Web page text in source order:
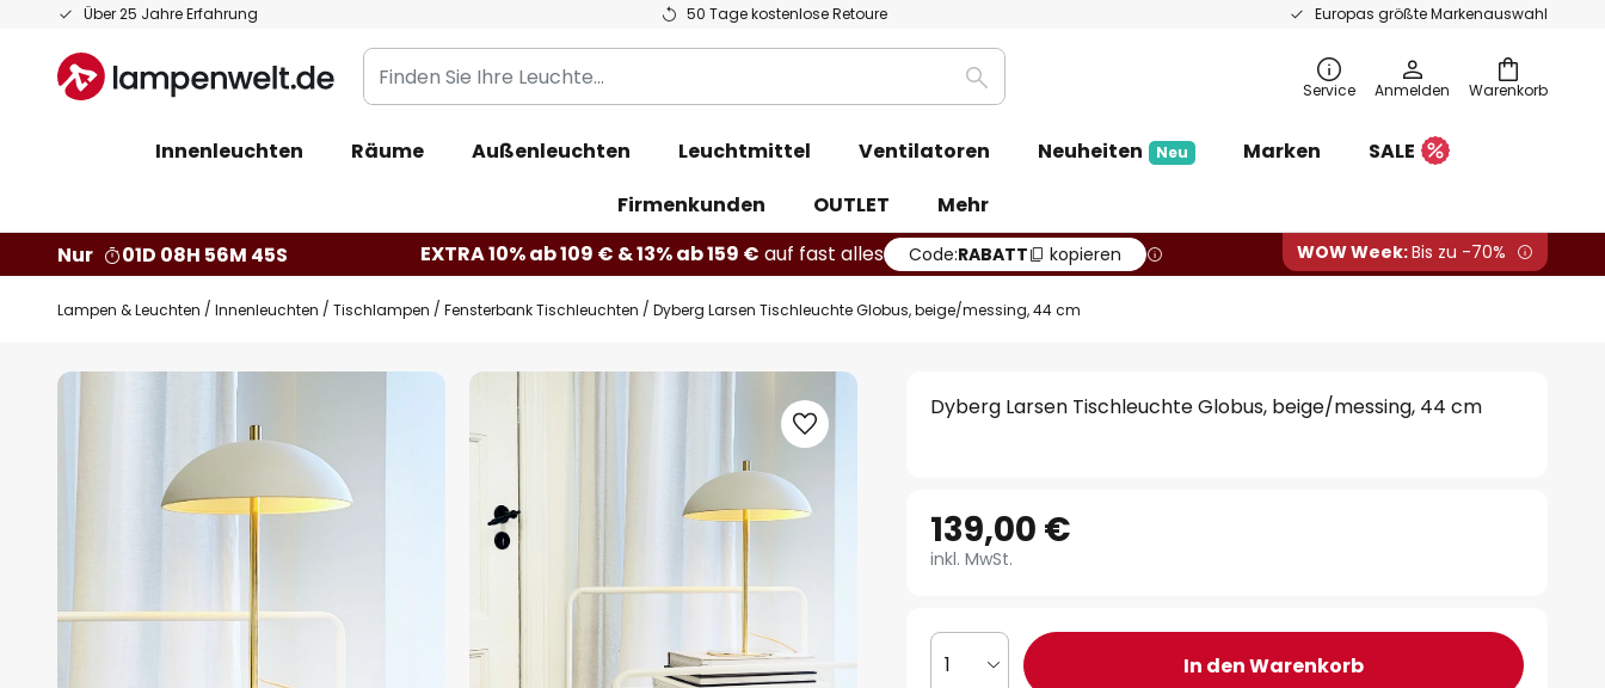
Über 25 Jahre Erfahrung 50 Tage kostenlose Retoure Europas größte Markenauswahl
Zum
springen
Warenkorb
Finden
Sie
Leuchte...
Suche Service Anmelden
Innenleuchten Räume Außenleuchten Leuchtmittel Ventilatoren Neuheiten Neu Marken
SALE
Firmenkunden
OUTLET
Mehr
Nur
01D 08H 56M 44S EXTRA 10% ab 109 € & 13% ab 159 € auf fast alles Code:RABATT kopieren WOW Week:Bis zu -70%
Lampen & Leuchten Innenleuchten Tischlampen Fensterbank Tischleuchten Dyberg Larsen Tischleuchte Globus, beige/messing, 44 cm
Zum
Dyberg Larsen Tischleuchte Globus, beige/messing, 44 cm
139,00 €
inkl. MwSt.
1 In den Warenkorb